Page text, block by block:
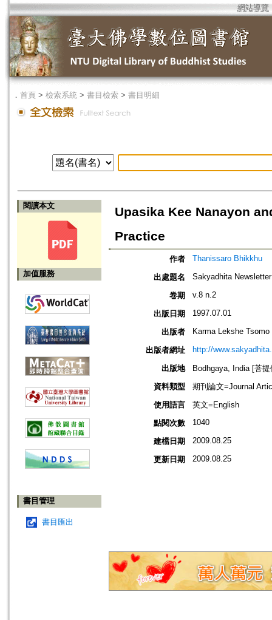
網站導覽
． 首頁 > 檢索系統 > 書目檢索 > 書目明細
閱讀本文
加值服務
書目管理
書目匯出
Upasika Kee Nanayon
Practice
作者 Thanissaro Bhikkhu
出處題名 Sakyadhita Newsletter
卷期 v.8 n.2
出版日期 1997.07.01
出版者 Karma Lekshe Tsomo
出版者網址 http://
出版地
Bodhgaya, India [菩
資料類型
期刊論文=Journal
使用語言
英文=English
點閱次數
1040
建檔日期 2009.08.25
更新日期 2009.08.25